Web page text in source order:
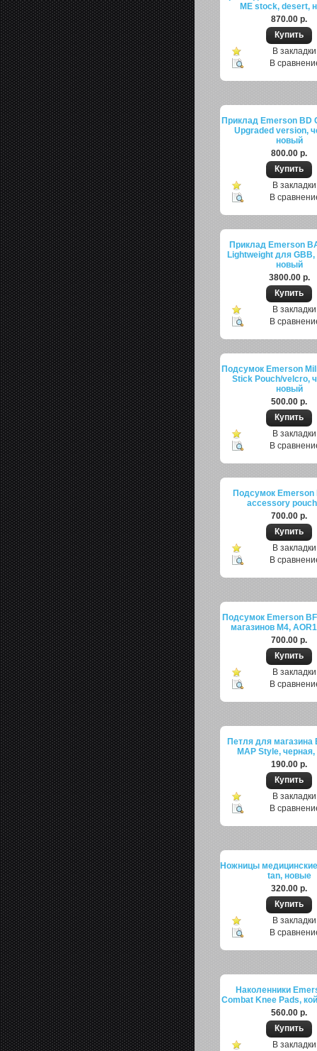
ME stock, desert,
870.00 р.
В закладки
В
Приклад Emerson BD
Upgraded version,
новый
800.00 р.
В закладки
В
Приклад Emerson
Lightweight для
новый
3800.00 р.
В закладки
В
Подсумок Emerson
Stick Pouch/velcro,
новый
500.00 р.
В закладки
В
Подсумок Emerson
accessory
700.00 р.
В закладки
В
Подсумок Emerson
магазинов M4,
700.00 р.
В закладки
В
Петля для магазина
MAP Style, черная,
190.00 р.
В закладки
В
Ножницы
tan, новые
320.00 р.
В закладки
В
Наколенники
Combat Knee Pads,
560.00 р.
В закладки